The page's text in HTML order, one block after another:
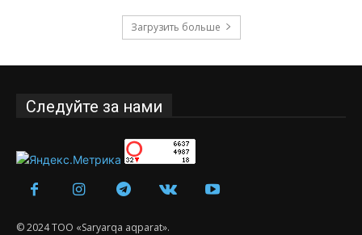
Загрузить больше
Следуйте за нами
© 2024 ТОО «Saryarqa aqparat».